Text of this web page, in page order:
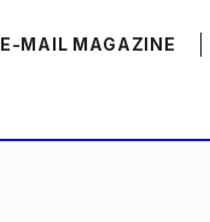
E-MAIL MAGAZINE